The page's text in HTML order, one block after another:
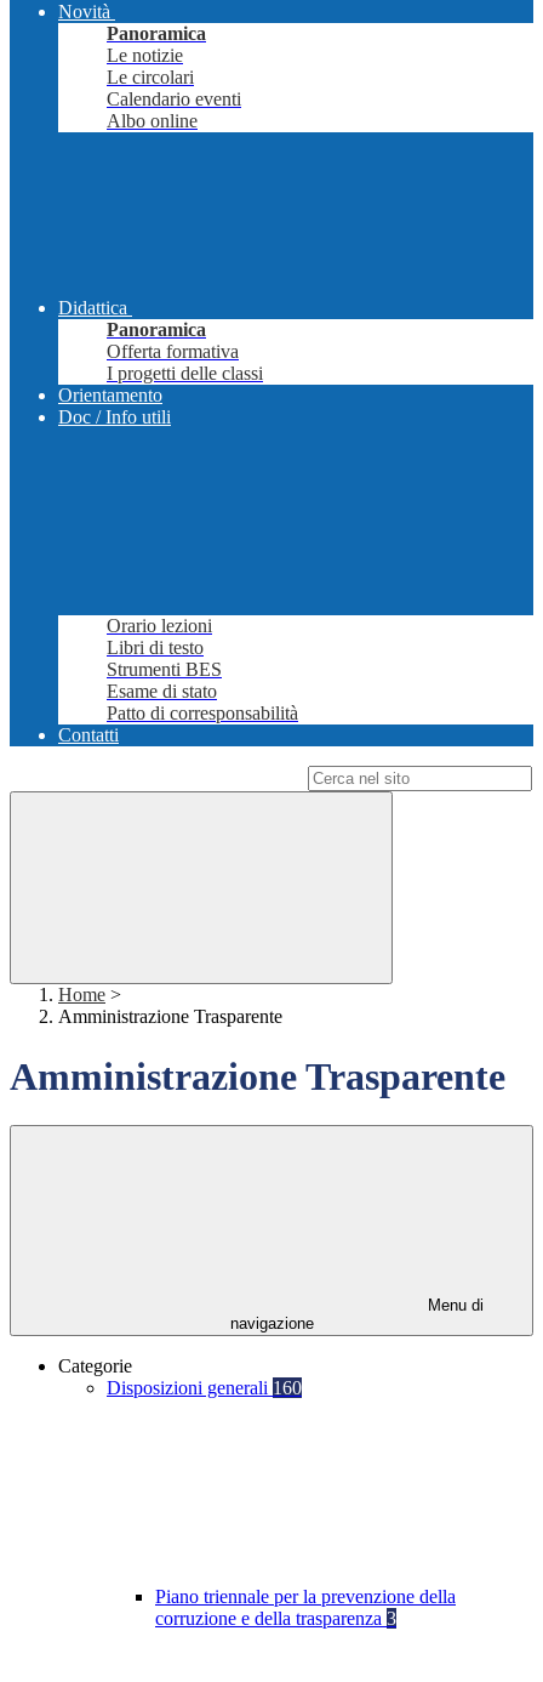
Novità
Panoramica
Le notizie
Le circolari
Calendario eventi
Albo online
Didattica
Panoramica
Offerta formativa
I progetti delle classi
Orientamento
Doc / Info utili
Orario lezioni
Libri di testo
Strumenti BES
Esame di stato
Patto di corresponsabilità
Contatti
Home >
Amministrazione Trasparente
Amministrazione Trasparente
Menu di
navigazione
Categorie
Disposizioni generali 160
Piano triennale per la prevenzione della
corruzione e della trasparenza 3